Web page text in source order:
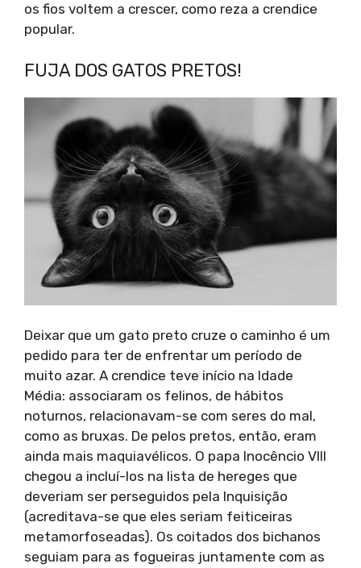
os fios voltem a crescer, como reza a crendice
popular.
FUJA DOS GATOS PRETOS!
Deixar que um gato preto cruze o caminho é um
pedido para ter de enfrentar um período de
muito azar. A crendice teve início na Idade
Média: associaram os felinos, de hábitos
noturnos, relacionavam-se com seres do mal,
como as bruxas. De pelos pretos, então, eram
ainda mais maquiavélicos. O papa Inocêncio VIII
chegou a incluí-los na lista de hereges que
deveriam ser perseguidos pela Inquisição
(acreditava-se que eles seriam feiticeiras
metamorfoseadas). Os coitados dos bichanos
seguiam para as fogueiras juntamente com as